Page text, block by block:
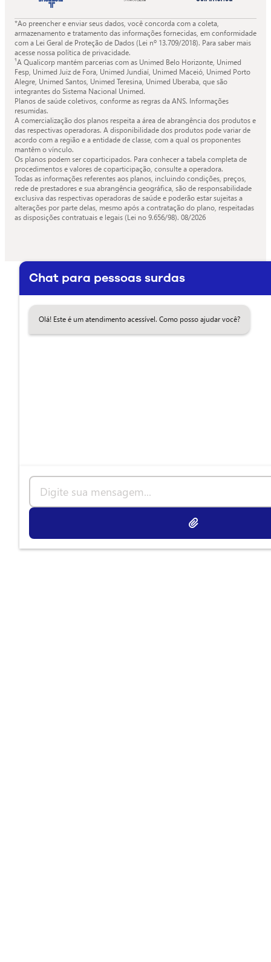
*Ao preencher e enviar seus dados, você concorda com a coleta,
armazenamento e tratamento das informações fornecidas, em conformidade
com a Lei Geral de Proteção de Dados (Lei nº 13.709/2018). Para saber mais
acesse nossa política de privacidade.
¹A Qualicorp mantém parcerias com as Unimed Belo Horizonte, Unimed
Fesp, Unimed Juiz de Fora, Unimed Jundiaí, Unimed Maceió, Unimed Porto
Alegre, Unimed Santos, Unimed Teresina, Unimed Uberaba, que são
integrantes do Sistema Nacional Unimed.
Planos de saúde coletivos, conforme as regras da ANS. Informações
resumidas.
A comercialização dos planos respeita a área de abrangência dos produtos e
das respectivas operadoras. A disponibilidade dos produtos pode variar de
acordo com a região e a entidade de classe, com a qual os proponentes
mantêm o vínculo.
Os planos podem ser coparticipados. Para conhecer a tabela completa de
procedimentos e valores de coparticipação, consulte a operadora.
Todas as informações referentes aos planos, incluindo condições, preços,
rede de prestadores e sua abrangência geográfica, são de responsabilidade
exclusiva das respectivas operadoras de saúde e poderão estar sujeitas a
alterações por parte delas, mesmo após a contratação do plano, respeitadas
as disposições contratuais e legais (Lei no 9.656/98). 08/2026
Chat para pessoas surdas
Olá! Este é um atendimento acessível. Como posso ajudar você?